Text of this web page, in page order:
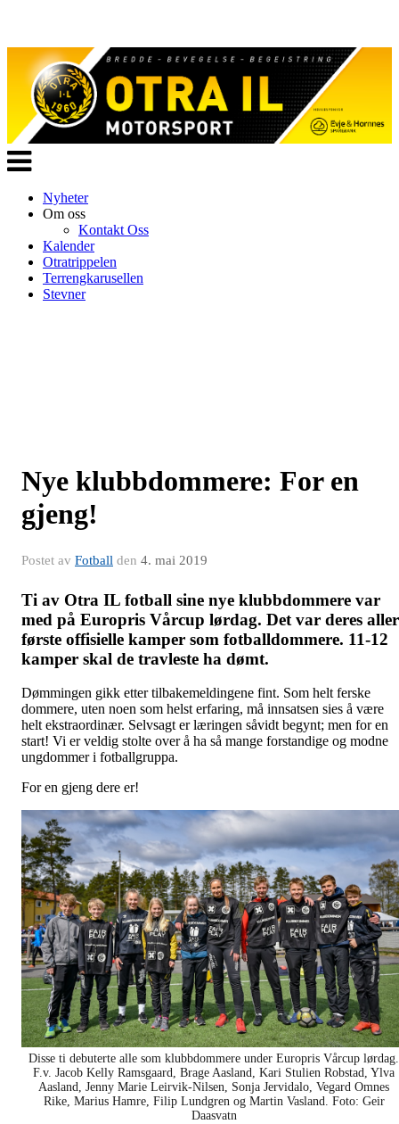
Veksle
navigasjon
Nyheter
Om oss
Kontakt Oss
Kalender
Otratrippelen
Terrengkarusellen
Stevner
Nye klubbdommere: For en
gjeng!
Postet av Fotball den 4. mai 2019
Ti av Otra IL fotball sine nye klubbdommere var
med på Europris Vårcup lørdag. Det var deres aller
første offisielle kamper som fotballdommere. 11-12
kamper skal de travleste ha dømt.
Dømmingen gikk etter tilbakemeldingene fint. Som helt ferske
dommere, uten noen som helst erfaring, må innsatsen sies å være
helt ekstraordinær. Selvsagt er læringen såvidt begynt; men for en
start! Vi er veldig stolte over å ha så mange forstandige og modne
ungdommer i fotballgruppa.
For en gjeng dere er!
Disse ti debuterte alle som klubbdommere under Europris Vårcup lørdag.
F.v. Jacob Kelly Ramsgaard, Brage Aasland, Kari Stulien Robstad, Ylva
Aasland, Jenny Marie Leirvik-Nilsen, Sonja Jervidalo, Vegard Omnes
Rike, Marius Hamre, Filip Lundgren og Martin Vasland. Foto: Geir
Daasvatn